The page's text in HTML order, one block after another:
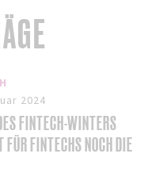
2024
FINTECH-WINTERS
FÜR FINTECHS NOCH DIE